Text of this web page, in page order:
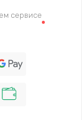
сервисе